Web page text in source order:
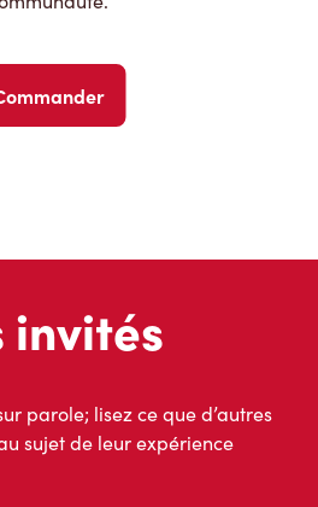
invités
parole; lisez ce que d’autres
sujet de leur expérience